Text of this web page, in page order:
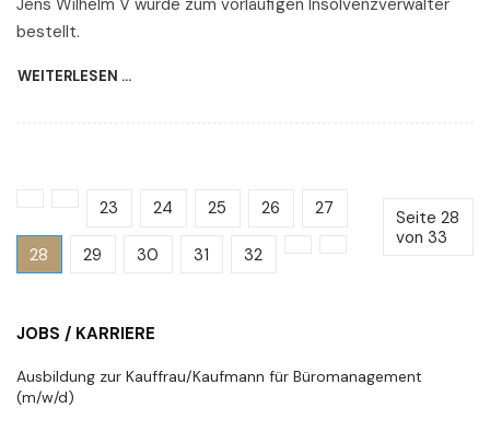
bestellt.
WEITERLESEN …
Seite 28
von 33
23 24 25 26 27
28 29 30 31 32
JOBS / KARRIERE
Ausbildung zur Kauffrau/Kaufmann für Büromanagement
(m/w/d)